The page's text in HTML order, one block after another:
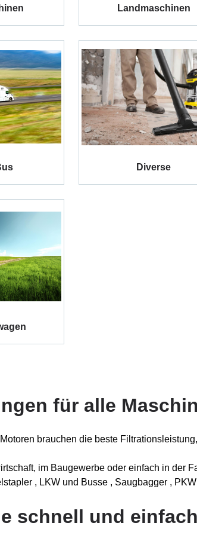
Landmaschinen
Diverse
für alle
brauchen die beste
im Baugewerbe oder einfach in der
, LKW und Busse , Saugbagger ,
schnell und